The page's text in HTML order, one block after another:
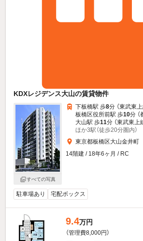
KDXレジデンス大山の賃貸物件
すべての写真
下板橋駅 歩8分 （東武東上
板橋区役所前駅 歩10分 （
大山駅 歩11分 （東武東上
ほか3駅（徒歩20分圏内）
東京都板橋区大山金井町
14階建 / 18年6ヶ月 / RC
駐車場あり 宅配ボックス
9.4万円
（管理費8,000円）